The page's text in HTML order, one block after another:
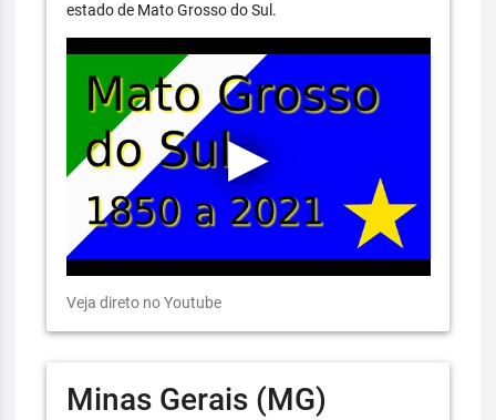
estado de Mato Grosso do Sul.
Veja direto no Youtube
Minas Gerais (MG)